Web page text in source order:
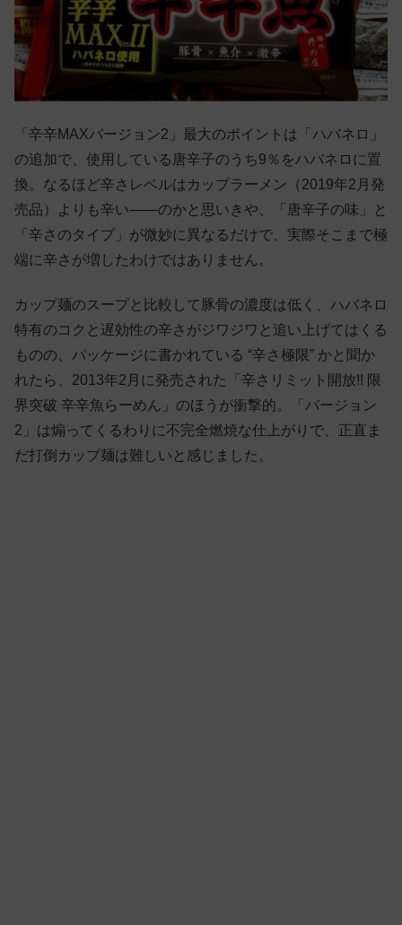
「辛辛MAXバージョン2」最大のポイントは「ハバネロ」
の追加で、使用している唐辛子のうち9％をハバネロに置
換。なるほど辛さレベルはカップラーメン（2019年2月発
売品）よりも辛い——のかと思いきや、「唐辛子の味」と
「辛さのタイプ」が微妙に異なるだけで、実際そこまで極
端に辛さが増したわけではありません。
カップ麺のスープと比較して豚骨の濃度は低く、ハバネロ
特有のコクと遅効性の辛さがジワジワと追い上げてはくる
ものの、パッケージに書かれている “辛さ極限” かと聞か
れたら、2013年2月に発売された「辛さリミット開放!! 限
界突破 辛辛魚らーめん」のほうが衝撃的。「バージョン
2」は煽ってくるわりに不完全燃焼な仕上がりで、正直ま
だ打倒カップ麺は難しいと感じました。